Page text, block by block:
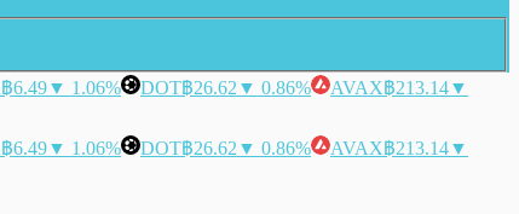
฿6.49▼ 1.06% DOT฿26.62 ▼ 0.86% AVAX฿213.14▼
฿6.49▼ 1.06% DOT฿26.62 ▼ 0.86% AVAX฿213.14▼